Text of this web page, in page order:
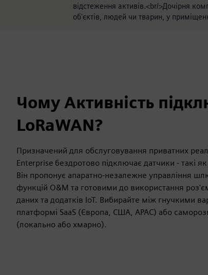
відстеження активів.<br/>Дочірня
об'єктів, людей чи тварин, у
Чому Активність
LoRaWAN?
Призначений для обслуговування приватних
Enterprise бездротово підключає датчики - такі
Він пропонує апаратно-незалежне управління
функцій O&M та готовими до використання
даних та додатків IoT. Вибирайте між гнучкими
платформі SaaS (Європа, США, APAC) або
(локально або хмарно).